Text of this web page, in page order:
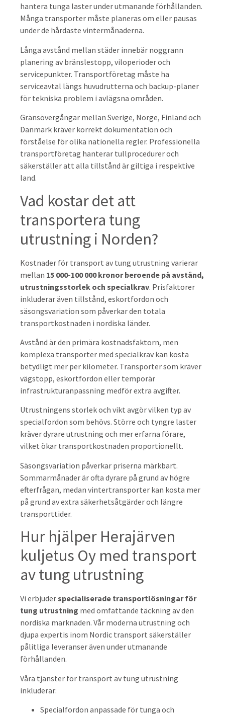
hantera tunga laster under utmanande förhållanden.
Många transporter måste planeras om eller pausas
under de hårdaste vintermånaderna.
Långa avstånd mellan städer innebär noggrann
planering av bränslestopp, viloperioder och
servicepunkter. Transportföretag måste ha
serviceavtal längs huvudrutterna och backup-planer
för tekniska problem i avlägsna områden.
Gränsövergångar mellan Sverige, Norge, Finland och
Danmark kräver korrekt dokumentation och
förståelse för olika nationella regler. Professionella
transportföretag hanterar tullprocedurer och
säkerställer att alla tillstånd är giltiga i respektive
land.
Vad kostar det att
transportera tung
utrustning i Norden?
Kostnader för transport av tung utrustning varierar
mellan 15 000-100 000 kronor beroende på avstånd,
utrustningsstorlek och specialkrav. Prisfaktorer
inkluderar även tillstånd, eskortfordon och
säsongsvariation som påverkar den totala
transportkostnaden i nordiska länder.
Avstånd är den primära kostnadsfaktorn, men
komplexa transporter med specialkrav kan kosta
betydligt mer per kilometer. Transporter som kräver
vägstopp, eskortfordon eller temporär
infrastrukturanpassning medför extra avgifter.
Utrustningens storlek och vikt avgör vilken typ av
specialfordon som behövs. Större och tyngre laster
kräver dyrare utrustning och mer erfarna förare,
vilket ökar transportkostnaden proportionellt.
Säsongsvariation påverkar priserna märkbart.
Sommarmånader är ofta dyrare på grund av högre
efterfrågan, medan vintertransporter kan kosta mer
på grund av extra säkerhetsåtgärder och längre
transporttider.
Hur hjälper Herajärven
kuljetus Oy med transport
av tung utrustning
Vi erbjuderspecialiserade transportlösningar för
tung utrustning med omfattande täckning av den
nordiska marknaden. Vår moderna utrustning och
djupa expertis inom Nordic transport säkerställer
pålitliga leveranser även under utmanande
förhållanden.
Våra tjänster för transport av tung utrustning
inkluderar:
Specialfordon anpassade för tunga och